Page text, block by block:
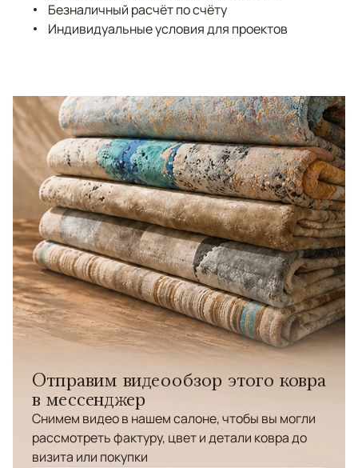
Безналичный расчёт по счёту
Индивидуальные условия для проектов
Отправим видеообзор этого ковра
в мессенджер
Снимем видео в нашем салоне, чтобы вы могли
рассмотреть фактуру, цвет и детали ковра до
визита или покупки